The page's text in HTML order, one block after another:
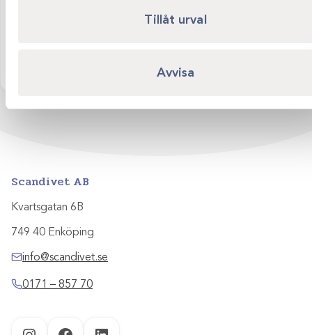
Tillåt urval
Avvisa
Av hygien- och säkerhetsskäl kan öppnade
förpackning. Kontakta oss vid frågor.
Scandivet AB
Kvartsgatan 6B
749 40 Enköping
info@scandivet.se
0171 – 857 70